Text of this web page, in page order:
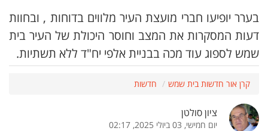
בערר יופיעו חברי מועצת העיר מלווים בדוחות , ובחוות
דעות המסקרות את המצב וחוסר היכולת של העיר בית
שמש לספוג עוד מכה בבניית אלפי יח"ד ללא תשתיות.
קרן אור חדשות בית שמש חדשות
ציון סולטן
יום חמישי, 03 ביולי 2025, 02:17